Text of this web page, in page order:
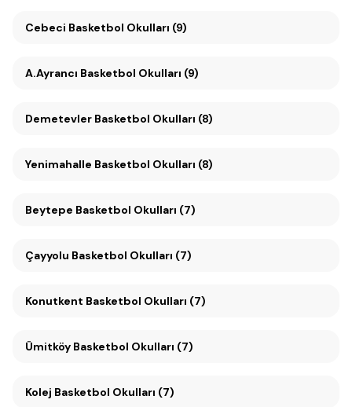
Cebeci Basketbol Okulları (9)
A.Ayrancı Basketbol Okulları (9)
Demetevler Basketbol Okulları (8)
Yenimahalle Basketbol Okulları (8)
Beytepe Basketbol Okulları (7)
Çayyolu Basketbol Okulları (7)
Konutkent Basketbol Okulları (7)
Ümitköy Basketbol Okulları (7)
Kolej Basketbol Okulları (7)